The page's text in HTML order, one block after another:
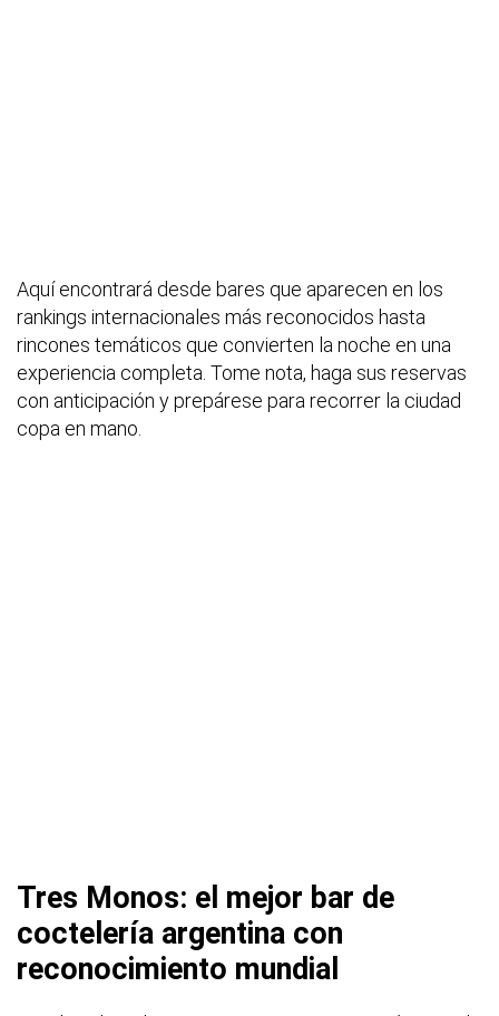
Aquí encontrará desde bares que aparecen en los
rankings internacionales más reconocidos hasta
rincones temáticos que convierten la noche en una
experiencia completa. Tome nota, haga sus reservas
con anticipación y prepárese para recorrer la ciudad
copa en mano.
Tres Monos: el mejor bar de
coctelería argentina con
reconocimiento mundial